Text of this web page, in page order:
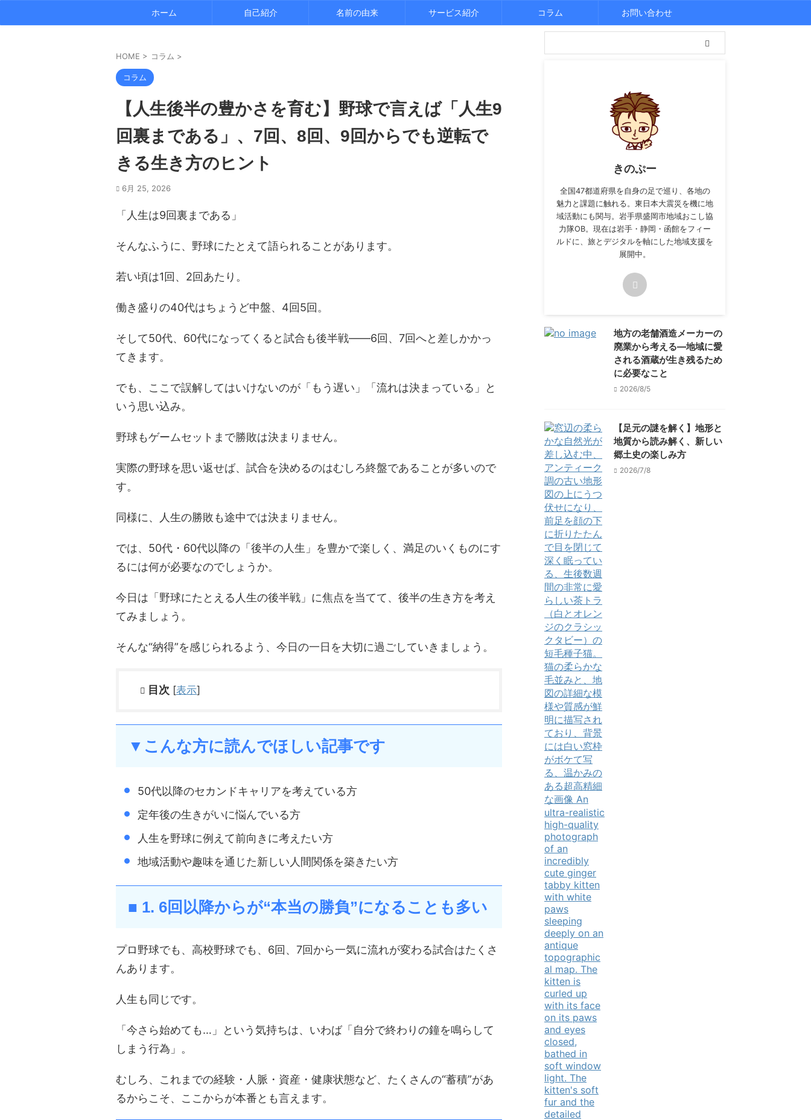
ホーム 自己紹介 名前の由来 サービス紹介 コラム お問い合わせ
HOME > コラム >
コラム
【人生後半の豊かさを育む】野球で言えば「人生9
回裏まである」、7回、8回、9回からでも逆転で
きる生き方のヒント
6月 25, 2026
「人生は9回裏まである」
そんなふうに、野球にたとえて語られることがあります。
若い頃は1回、2回あたり。
働き盛りの40代はちょうど中盤、4回5回。
そして50代、60代になってくると試合も後半戦――6回、7回へと差しかかっ
てきます。
でも、ここで誤解してはいけないのが「もう遅い」「流れは決まっている」と
いう思い込み。
野球もゲームセットまで勝敗は決まりません。
実際の野球を思い返せば、試合を決めるのはむしろ終盤であることが多いので
す。
同様に、人生の勝敗も途中では決まりません。
では、50代・60代以降の「後半の人生」を豊かで楽しく、満足のいくものにす
るには何が必要なのでしょうか。
今日は「野球にたとえる人生の後半戦」に焦点を当てて、後半の生き方を考え
てみましょう。
そんな“納得”を感じられるよう、今日の一日を大切に過ごしていきましょう。
目次 [表示]
▼こんな方に読んでほしい記事です
50代以降のセカンドキャリアを考えている方
定年後の生きがいに悩んでいる方
人生を野球に例えて前向きに考えたい方
地域活動や趣味を通じた新しい人間関係を築きたい方
■ 1. 6回以降からが“本当の勝負”になることも多い
プロ野球でも、高校野球でも、6回、7回から一気に流れが変わる試合はたくさ
んあります。
人生も同じです。
「今さら始めても…」という気持ちは、いわば「自分で終わりの鐘を鳴らして
しまう行為」。
むしろ、これまでの経験・人脈・資産・健康状態など、たくさんの“蓄積”があ
るからこそ、ここからが本番とも言えます。
きのぷー
全国47都道府県を自身の足で巡り、各地の
魅力と課題に触れる。東日本大震災を機に地
域活動にも関与。岩手県盛岡市地域おこし協
力隊OB。現在は岩手・静岡・函館をフィー
ルドに、旅とデジタルを軸にした地域支援を
展開中。
地方の老舗酒造メーカーの
廃業から考える―地域に愛
される酒蔵が生き残るため
に必要なこと
2026/8/5
【足元の謎を解く】地形と
地質から読み解く、新しい
郷土史の楽しみ方
2026/7/8